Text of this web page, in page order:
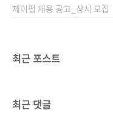
제이펍 채용 공고_상시 모집
최근 포스트
최근 댓글